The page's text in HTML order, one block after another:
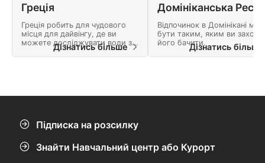
Греція
Греція робить для чудового
місця для дайвінгу, де ви
можете досліджувати води з
неймовірною видимістю,
побачити цілий ряд морського
Дізнатись більше
Відпочинок в Домінікані
бути таким, яким ви
його бачити.Дізнатись
Підписка на розсилку
Знайти Навчальний центр або Курорт